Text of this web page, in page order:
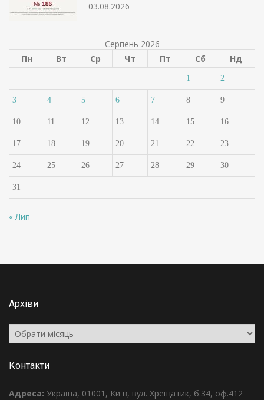
03.08.2026
Серпень 2026
Пн
Вт Ср Чт Пт Сб Нд
1 2
3 4 5 6 7 8 9
10 11 12 13 14 15 16
17 18 19 20 21 22 23
24 25 26 27 28 29 30
31
« Лип
Архіви
Архіви
Контакти
Адреса: Україна, 01001, Київ, вул. Хрещатик, б.34, оф.412